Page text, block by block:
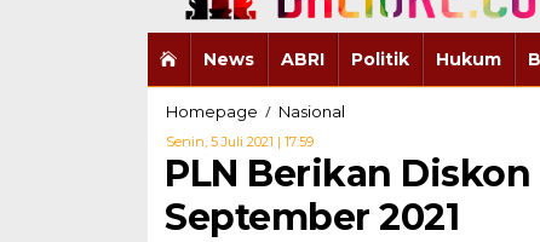
News ABRI Politik Hukum
Homepage / Nasional
untuk
Juli
Senin, 5 Juli 2021 | 17:59Oleh
Redaksi
PLN Berikan
September 2021